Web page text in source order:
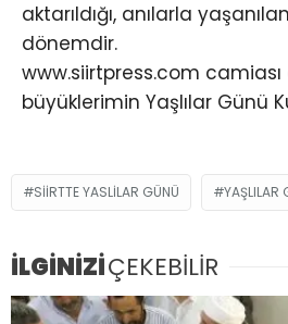
aktarıldığı, anılarla
dönemdir.
www.siirtpress.com camiası
büyüklerimin Yaşlılar Günü
SIIRTTE YASLILAR GÜNÜ YAŞLILAR
İLGİNİZİÇEKEBİLİR